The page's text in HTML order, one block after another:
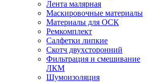
Лента малярная
Маскировочные материалы
Материалы для ОСК
Ремкомплект
Салфетки липкие
Скотч двухсторонний
Фильтрация и смешивание
ЛКМ
Шумоизоляция